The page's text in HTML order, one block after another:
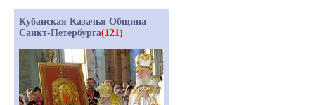
Кубанская Казачья Община
Санкт-Петербурга(121)